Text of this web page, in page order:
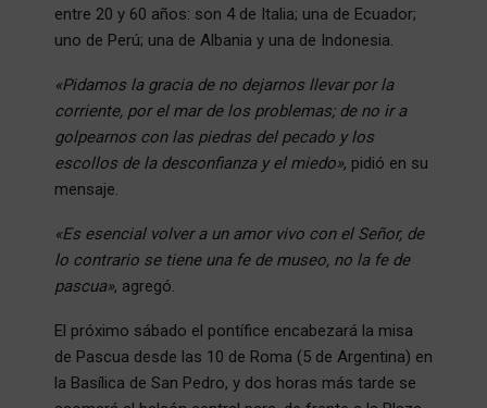
entre 20 y 60 años: son 4 de Italia; una de Ecuador;
uno de Perú; una de Albania y una de Indonesia.
«Pidamos la gracia de no dejarnos llevar por la
corriente, por el mar de los problemas; de no ir a
golpearnos con las piedras del pecado y los
escollos de la desconfianza y el miedo», pidió en su
mensaje.
«Es esencial volver a un amor vivo con el Señor, de
lo contrario se tiene una fe de museo, no la fe de
pascua», agregó.
El próximo sábado el pontífice encabezará la misa
de Pascua desde las 10 de Roma (5 de Argentina) en
la Basílica de San Pedro, y dos horas más tarde se